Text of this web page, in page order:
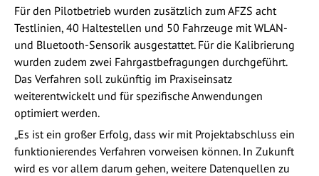
Für den Pilotbetrieb wurden zusätzlich zum AFZS acht
Testlinien, 40 Haltestellen und 50 Fahrzeuge mit WLAN-
und Bluetooth-Sensorik ausgestattet. Für die Kalibrierung
wurden zudem zwei Fahrgastbefragungen durchgeführt.
Das Verfahren soll zukünftig im Praxiseinsatz
weiterentwickelt und für spezifische Anwendungen
optimiert werden.
„Es ist ein großer Erfolg, dass wir mit Projektabschluss ein
funktionierendes Verfahren vorweisen können. In Zukunft
wird es vor allem darum gehen, weitere Datenquellen zu